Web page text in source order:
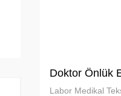
Doktor Önlük
Labor Medikal